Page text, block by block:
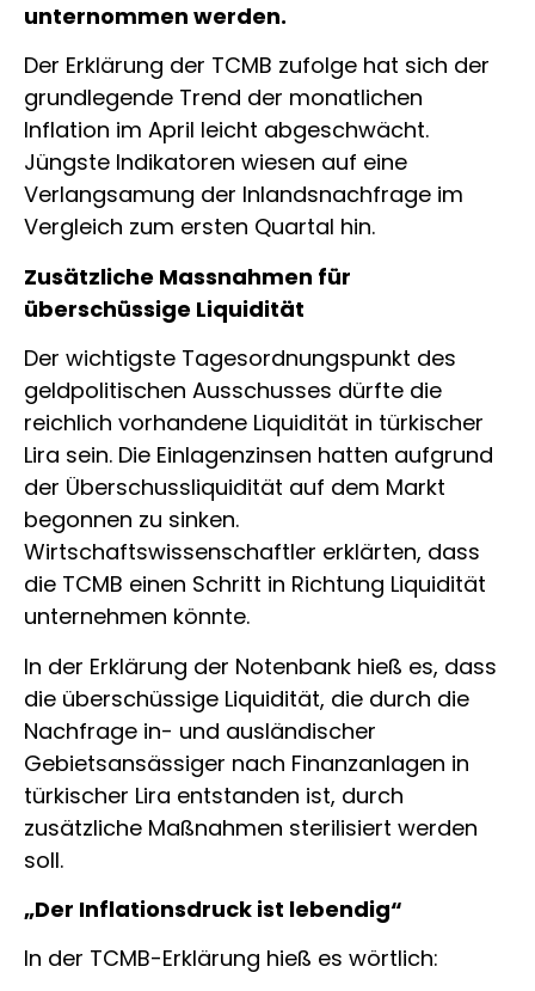
unternommen werden.
Der Erklärung der TCMB zufolge hat sich der
grundlegende Trend der monatlichen
Inflation im April leicht abgeschwächt.
Jüngste Indikatoren wiesen auf eine
Verlangsamung der Inlandsnachfrage im
Vergleich zum ersten Quartal hin.
Zusätzliche Massnahmen für
überschüssige Liquidität
Der wichtigste Tagesordnungspunkt des
geldpolitischen Ausschusses dürfte die
reichlich vorhandene Liquidität in türkischer
Lira sein. Die Einlagenzinsen hatten aufgrund
der Überschussliquidität auf dem Markt
begonnen zu sinken.
Wirtschaftswissenschaftler erklärten, dass
die TCMB einen Schritt in Richtung Liquidität
unternehmen könnte.
In der Erklärung der Notenbank hieß es, dass
die überschüssige Liquidität, die durch die
Nachfrage in- und ausländischer
Gebietsansässiger nach Finanzanlagen in
türkischer Lira entstanden ist, durch
zusätzliche Maßnahmen sterilisiert werden
soll.
„Der Inflationsdruck ist lebendig“
In der TCMB-Erklärung hieß es wörtlich: